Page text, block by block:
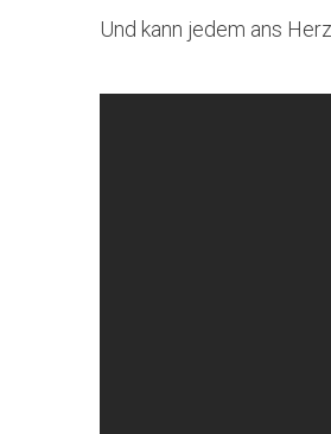
Und kann jedem ans